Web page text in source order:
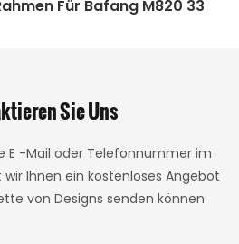
Sie Uns
E -Mail oder Telefonnummer im
Ihnen ein kostenloses Angebot
von Designs senden können